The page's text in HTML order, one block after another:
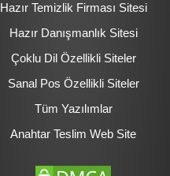
Hazır Temizlik Firması Sitesi
Hazır Danışmanlık Sitesi
Çoklu Dil Özellikli Siteler
Sanal Pos Özellikli Siteler
Tüm Yazılımlar
Anahtar Teslim Web Site